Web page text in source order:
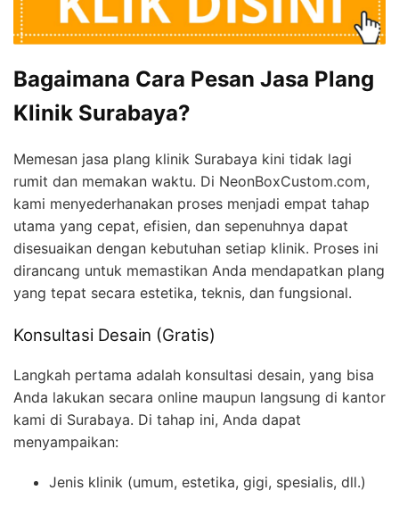
Bagaimana Cara Pesan Jasa Plang
Klinik Surabaya?
Memesan jasa plang klinik Surabaya kini tidak lagi
rumit dan memakan waktu. Di NeonBoxCustom.com,
kami menyederhanakan proses menjadi empat tahap
utama yang cepat, efisien, dan sepenuhnya dapat
disesuaikan dengan kebutuhan setiap klinik. Proses ini
dirancang untuk memastikan Anda mendapatkan plang
yang tepat secara estetika, teknis, dan fungsional.
Konsultasi Desain (Gratis)
Langkah pertama adalah konsultasi desain, yang bisa
Anda lakukan secara online maupun langsung di kantor
kami di Surabaya. Di tahap ini, Anda dapat
menyampaikan:
Jenis klinik (umum, estetika, gigi, spesialis, dll.)